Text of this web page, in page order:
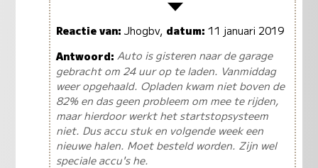
Reactie van: Jhogbv, datum: 11 januari 2019
Antwoord: Auto is gisteren naar de garage
gebracht om 24 uur op te laden. Vanmiddag
weer opgehaald. Opladen kwam niet boven de
82% en das geen probleem om mee te rijden,
maar hierdoor werkt het startstopsysteem
niet. Dus accu stuk en volgende week een
nieuwe halen. Moet besteld worden. Zijn wel
speciale accu's he.